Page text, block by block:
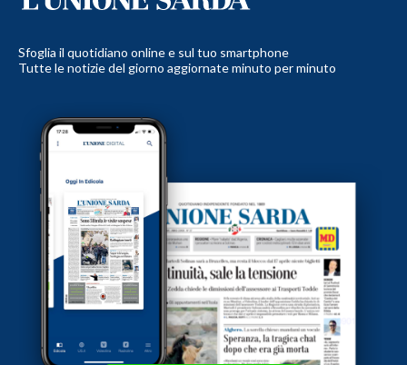
Sfoglia il quotidiano online e sul tuo smartphone
Tutte le notizie del giorno aggiornate minuto per minuto